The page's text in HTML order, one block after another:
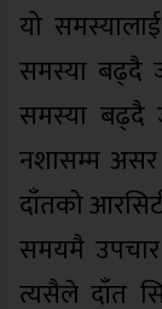
यो
समस्या बढ्दै
समस्या बढ्दै
नशासम्म असर
दाँतको
समयमै उपचार
त्यसैले दाँत